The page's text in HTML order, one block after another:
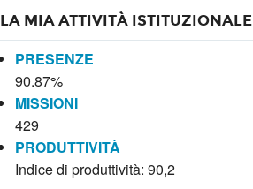
LA MIA ATTIVITÀ ISTITUZIONALE
PRESENZE
90.87%
MISSIONI
429
PRODUTTIVITÀ
Indice di produttività: 90,2